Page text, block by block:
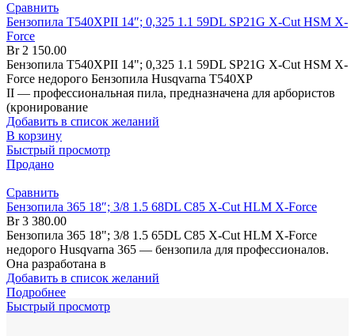
Сравнить
Бензопила T540XPII 14″; 0,325 1.1 59DL SP21G X-Cut HSM X-
Force
Br2 150.00
Бензопила T540XPII 14"; 0,325 1.1 59DL SP21G X-Cut HSM X-
Force недорого Бензопила Husqvarna T540XP
II — профессиональная пила, предназначена для арбористов
(кронирование
Добавить в список желаний
В корзину
Быстрый просмотр
Продано
Сравнить
Бензопила 365 18″; 3/8 1.5 68DL C85 X-Cut HLM X-Force
Br3 380.00
Бензопила 365 18"; 3/8 1.5 65DL C85 X-Cut HLM X-Force
недорого Husqvarna 365 — бензопила для профессионалов.
Она разработана в
Добавить в список желаний
Подробнее
Быстрый просмотр